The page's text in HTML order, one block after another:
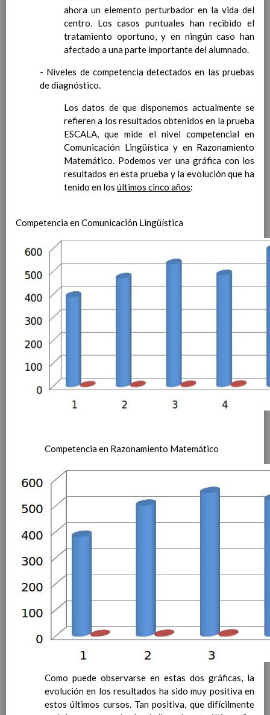
ConcreciÃ³n curricular
para la etapa. Perfiles de
Ã¡rea y de
competencias
Ãrea de EducaciÃ³n FÃ­sica
Objetivos del Ã¡rea
ConcreciÃ³n curricular
para la etapa. Perfiles de
Ã¡rea y de competencias
Ãrea de EducaciÃ³n ArtÃ­stica
Objetivos del Ã¡rea
ContribuciÃ³n del Ã¡rea a
las competencias clave
Ã¡rea y de
competencias
CiudadanÃ­a y los Derechos
ContribuciÃ³n del Ã¡rea a
ConcreciÃ³n curricular
Ãrea de Cultura y PrÃ¡ctica
Elab/10/06/2016
las competencias
clave
Elab/10/06/2016
para la etapa. Perfiles de
competencias
En revisiÃ³n
vicos
ContribuciÃ³n del Ã¡rea a
ConcreciÃ³n curricular
Ã¡rea y de
competencias
En revisiÃ³n
Ãrea de ReligiÃ³n CatÃ³lica
ContribuciÃ³n del Ã¡rea a
las competencias clave
ConcreciÃ³n curricular
ahora un elemento perturbador en la vida del
centro. Los casos puntuales han recibido el
tratamiento oportuno, y en ningún caso han
afectado a una parte importante del alumnado.
- Niveles de competencia detectados en las pruebas
de diagnóstico.
Los datos de que disponemos actualmente se
refieren a los resultados obtenidos en la prueba
ESCALA, que mide el nivel competencial en
Comunicación Lingüística y en Razonamiento
Matemático. Podemos ver una gráfica con los
resultados en esta prueba y la evolución que ha
tenido en losúltimos cinco años:
Competencia en Comunicación Lingüística
Competencia en Razonamiento Matemático
Como puede observarse en estas dos gráficas, la
evolución en los resultados ha sido muy positiva en
estos últimos cursos. Tan positiva, que difícilmente